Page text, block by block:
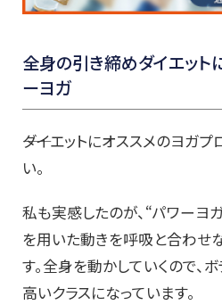
全身の引き締めダイエット
ーヨガ
――ダイエットにオススメのヨガ
い。
私も実感したのが、“パワーヨ
を用いた動きを呼吸と合わせ
す。全身を動かしていくので、
高いクラスになっています。